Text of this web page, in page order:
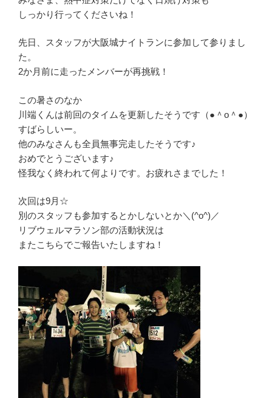
しっかり行ってくださいね！
先日、スタッフが大阪城ナイトランに参加して参りまし
た。
2か月前に走ったメンバーが再挑戦！
この暑さのなか
川端くんは前回のタイムを更新したそうです（●＾o＾●）
すばらしいー。
他のみなさんも全員無事完走したそうです♪
おめでとうございます♪
怪我なく終われて何よりです。お疲れさまでした！
次回は9月☆
別のスタッフも参加するとかしないとか＼(^o^)／
リブウェルマラソン部の活動状況は
またこちらでご報告いたしますね！